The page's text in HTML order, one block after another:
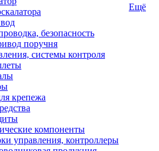
безопасность
поручня
системы контроля
крепежа
компоненты
управления, контроллеры
Ещё